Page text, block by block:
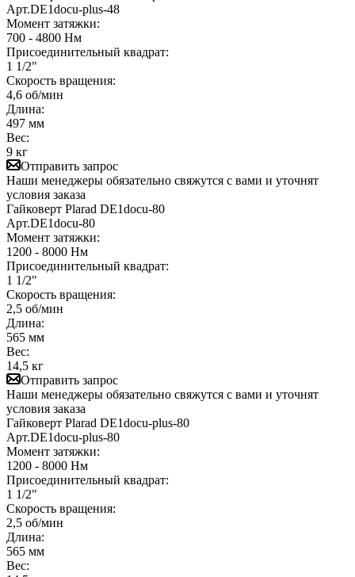
Арт.DE1docu-plus-48
Момент затяжки:
700 - 4800 Нм
Присоединительный квадрат:
1 1/2"
Скорость вращения:
4,6 об/мин
Длина:
497 мм
Вес:
9 кг
Отправить запрос
Наши менеджеры обязательно свяжутся с вами и уточнят
условия заказа
Гайковерт Plarad DE1docu-80
Арт.DE1docu-80
Момент затяжки:
1200 - 8000 Нм
Присоединительный квадрат:
1 1/2"
Скорость вращения:
2,5 об/мин
Длина:
565 мм
Вес:
14,5 кг
Отправить запрос
Наши менеджеры обязательно свяжутся с вами и уточнят
условия заказа
Гайковерт Plarad DE1docu-plus-80
Арт.DE1docu-plus-80
Момент затяжки:
1200 - 8000 Нм
Присоединительный квадрат:
1 1/2"
Скорость вращения:
2,5 об/мин
Длина:
565 мм
Вес: